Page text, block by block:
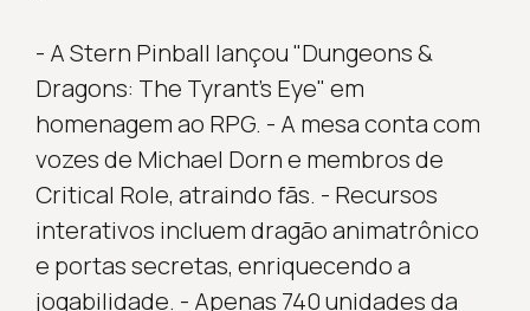
- A Stern Pinball lançou "Dungeons &
Dragons: The Tyrant’s Eye" em
homenagem ao RPG. - A mesa conta com
vozes de Michael Dorn e membros de
Critical Role, atraindo fãs. - Recursos
interativos incluem dragão animatrônico
e portas secretas, enriquecendo a
jogabilidade. - Apenas 740 unidades da